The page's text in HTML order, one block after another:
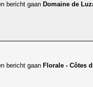
Domaine de
Florale - Côtes